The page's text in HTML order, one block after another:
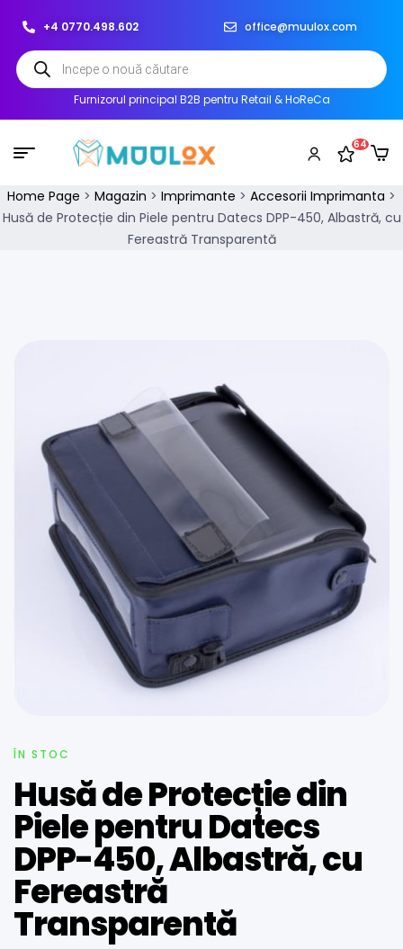
+4 0770.498.602 office@muulox.com
Furnizorul principal B2B pentru Retail & HoReCa
64
Home Page > Magazin > Imprimante > Accesorii Imprimanta >
Husă de Protecție din Piele pentru Datecs DPP-450, Albastră, cu
Fereastră Transparentă
ÎN STOC
Husă de Protecție din
Piele pentru Datecs
DPP-450, Albastră, cu
Fereastră
Transparentă